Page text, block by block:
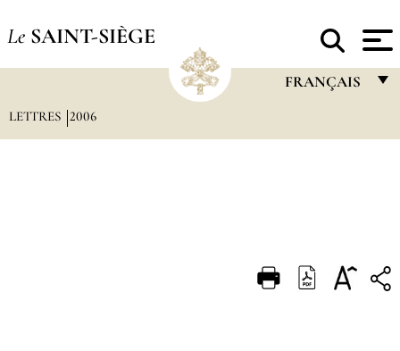
Le SAINT-SIÈGE
FRANÇAIS
DEUTSCH
LETTRES 2006